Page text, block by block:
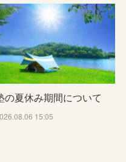
の夏休み期間について
15:05